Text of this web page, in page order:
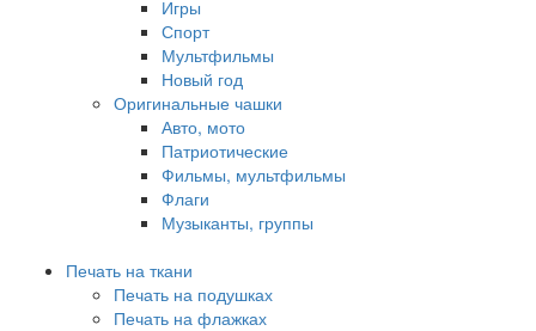
Игры
Спорт
Мультфильмы
Новый год
Оригинальные чашки
Авто, мото
Патриотические
Фильмы, мультфильмы
Флаги
Музыканты, группы
Печать на ткани
Печать на подушках
Печать на флажках